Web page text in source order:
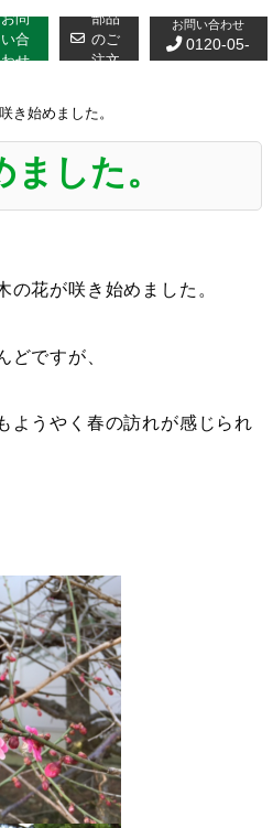
お問
い合
わせ
部品
のご
注文
お問い合わせ
0120-05-
き始めました。
した。
の花が咲き始めました。
どですが、
ようやく春の訪れが感じられ